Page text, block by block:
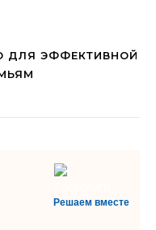
ЭФФЕКТИВНОЙ
Решаем вместе